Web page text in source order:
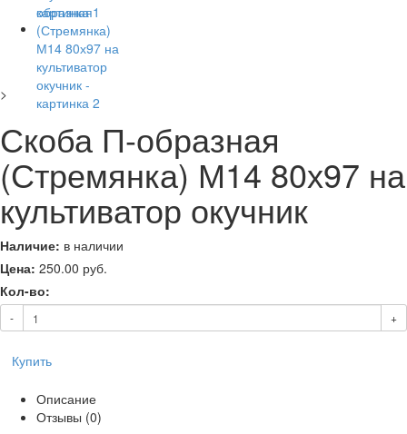
>
Скоба П-образная
(Стремянка) М14 80х97 на
культиватор окучник
Наличие: в наличии
Цена: 250.00 руб.
Кол-во:
- +
Купить
Описание
Отзывы (0)